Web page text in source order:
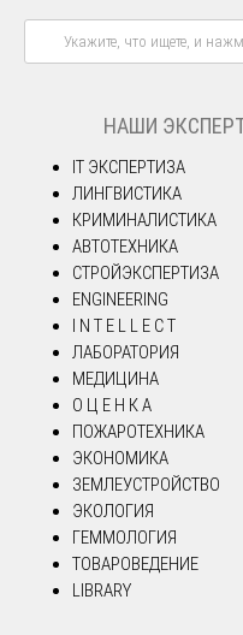
НАШИ
IT ЭКСПЕРТИЗА
ЛИНГВИСТИКА
КРИМИНАЛИСТИКА
АВТОТЕХНИКА
СТРОЙЭКСПЕРТИЗА
ENGINEERING
I N T E L L E C T
ЛАБОРАТОРИЯ
МЕДИЦИНА
О Ц Е Н К А
ПОЖАРОТЕХНИКА
ЭКОНОМИКА
ЗЕМЛЕУСТРОЙСТВО
ЭКОЛОГИЯ
ГЕММОЛОГИЯ
ТОВАРОВЕДЕНИЕ
LIBRARY